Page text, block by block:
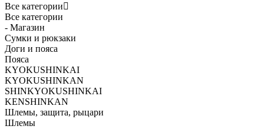
Все категории
Все категории
- Магазин
Сумки и рюкзаки
Доги и пояса
Пояса
KYOKUSHINKAI
KYOKUSHINKAN
SHINKYOKUSHINKAI
KENSHINKAN
Шлемы, защита, рыцари
Шлемы